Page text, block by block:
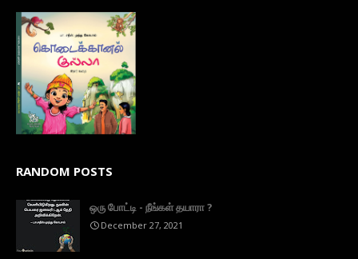
RANDOM POSTS
ஒரு போட்டி - நீங்கள் தயாரா ?
December 27, 2021